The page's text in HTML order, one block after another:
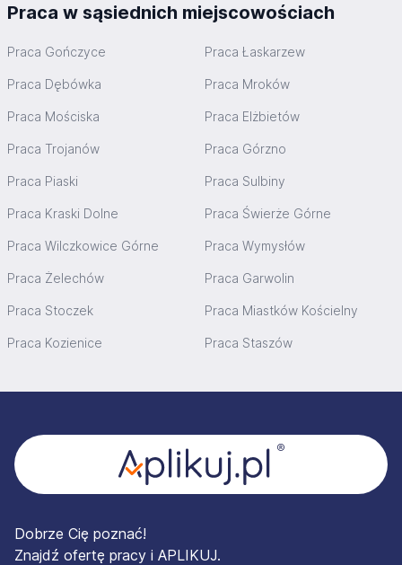
Praca w sąsiednich miejscowościach
Praca Gończyce Praca Łaskarzew
Praca Dębówka Praca Mroków
Praca Mościska Praca Elżbietów
Praca Trojanów Praca Górzno
Praca Piaski Praca Sulbiny
Praca Kraski Dolne Praca Świerże Górne
Praca Wilczkowice Górne Praca Wymysłów
Praca Żelechów Praca Garwolin
Praca Stoczek Praca Miastków Kościelny
Praca Kozienice Praca Staszów
Dobrze Cię poznać!
Znajdź ofertę pracy i APLIKUJ.